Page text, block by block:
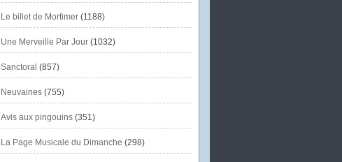
Le billet de Mortimer(1188)
Une Merveille Par Jour(1032)
Sanctoral (857)
Neuvaines(755)
Avis aux pingouins(351)
La Page Musicale du Dimanche (298)